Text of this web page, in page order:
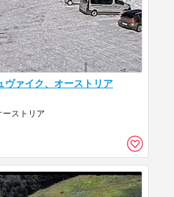
ヴァイク、オーストリア
ーストリア